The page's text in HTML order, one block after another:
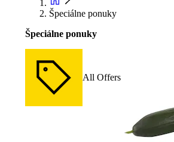
Špeciálne ponuky
Špeciálne ponuky
All Offers